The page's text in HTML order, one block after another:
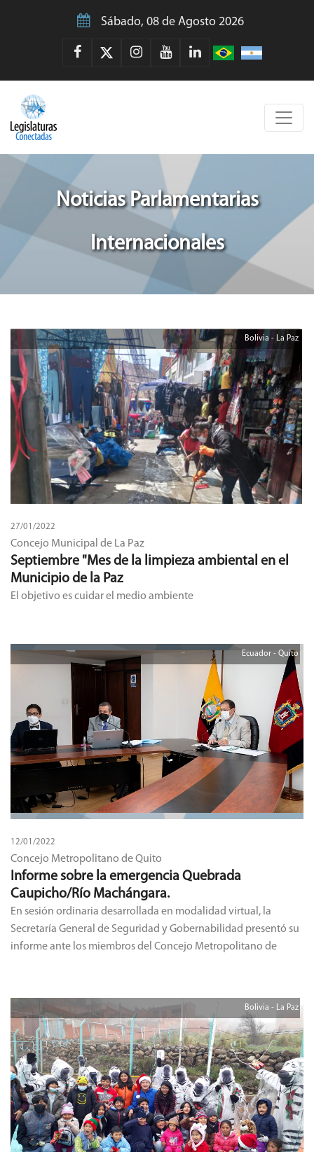
Sábado, 08 de Agosto 2026
Noticias Parlamentarias
Internacionales
27/01/2022
Concejo Municipal de La Paz
Bolivia - La Paz
Septiembre "Mes de la limpieza ambiental en el
Municipio de la Paz
El objetivo es cuidar el medio ambiente
12/01/2022
Concejo Metropolitano de Quito
Ecuador - Quito
Informe sobre la emergencia Quebrada
Caupicho/Río Machángara.
En sesión ordinaria desarrollada en modalidad virtual, la
Secretaría General de Seguridad y Gobernabilidad presentó su
informe ante los miembros del Concejo Metropolitano de
Bolivia - La Paz